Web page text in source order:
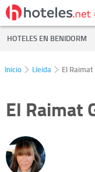
HOTELES EN BENIDORM
Inicio Lleida El
El Raimat